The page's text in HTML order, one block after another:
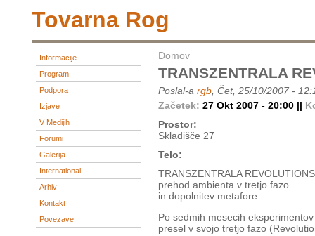
Tovarna Rog
Informacije
Program
Podpora
Izjave
V Medijih
Forumi
Galerija
International
Arhiv
Kontakt
Povezave
Domov
TRANSZENTRALA
Poslal-a rgb , Čet, 25/10/2007 -
Začetek: 27 Okt 2007 - 20:00 ||
Prostor:
Skladišče 27
Telo:
TRANSZENTRALA REVOLUTIONS
prehod ambienta v tretjo fazo
in dopolnitev metafore
Po sedmih mesecih
presel v svojo tretjo fazo